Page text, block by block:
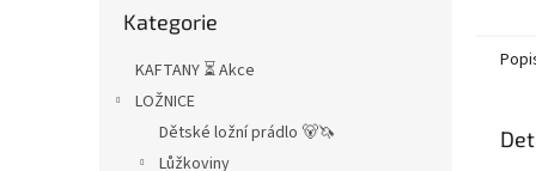
kategorie
Kategorie
KAFTANY ⏳ Akce
LOŽNICE
Dětské ložní prádlo 🐻🦄
Lůžkoviny